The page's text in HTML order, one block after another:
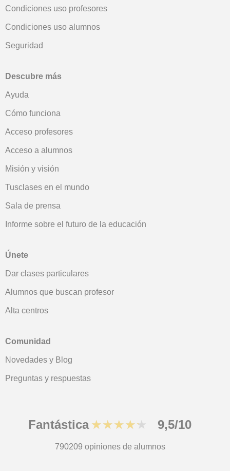
Condiciones uso profesores
Condiciones uso alumnos
Seguridad
Descubre más
Ayuda
Cómo funciona
Acceso profesores
Acceso a alumnos
Misión y visión
Tusclases en el mundo
Sala de prensa
Informe sobre el futuro de la educación
Únete
Dar clases particulares
Alumnos que buscan profesor
Alta centros
Comunidad
Novedades y Blog
Preguntas y respuestas
Fantástica ★★★★★ 9,5/10
790209 opiniones de alumnos